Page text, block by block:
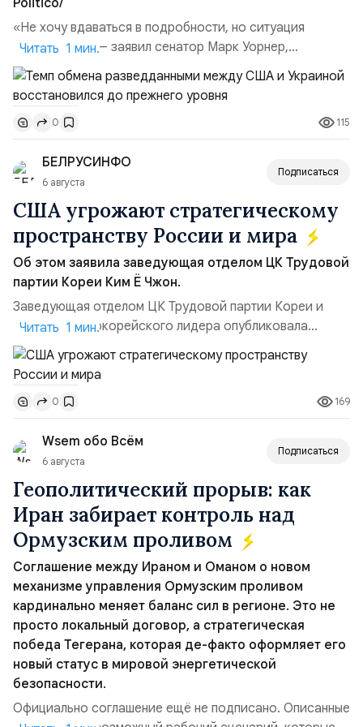
Politico/
«Не хочу вдаваться в подробности, но ситуация
улучшилась», — заявил сенатор Марк Уорнер,
высокопоставленный член комитета по разведке,
добавив, что использование Украиной беспилотников и
ракет большой дальности позволило ей наносить
удары вглубь российской территории и укрепило её
позиции.Сотрудничество со стороны США стало
ключом к позитивному пов...
Читать 1 мин.
0 115
БЕЛРУСИНФО
6 августа
Подписаться
США угрожают стратегическому
пространству России и мира
Об этом заявила заведующая отделом ЦК Трудовой
партии Кореи Ким Ё Чжон.
Заведующая отделом ЦК Трудовой партии Кореи и
сестра северокорейского лидера опубликовала
заявление для прессы в ответ на проведение Токио
совместных с флотом США запусков крылатых ракет
Томагавк.«Япония отбросила обманчивую видимость
„исключительно оборонительной страны“ и выносит
вопрос о собственном ядерном вооружении на
всеобщее обозрение, одновреме...
Читать 1 мин.
0 169
Wsem обо Всём
6 августа
Подписаться
Геополитический прорыв: как
Иран забирает контроль над
Ормузским проливом
Соглашение между Ираном и Оманом о новом
механизме управления Ормузским проливом
кардинально меняет баланс сил в регионе. Это не
просто локальный договор, а стратегическая
победа Тегерана, которая де-факто оформляет его
новый статус в мировой энергетической
безопасности.
Официально соглашение ещё не подписано. Описанные